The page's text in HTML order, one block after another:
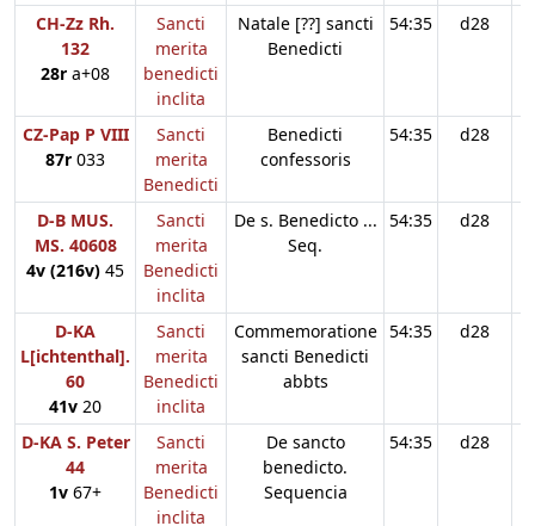
CH-Zz Rh.
132
28r a+08
Sancti
merita
benedicti
inclita
Natale [??] sancti
Benedicti
54:35 d28
CZ-Pap P VIII
87r 033
Sancti
merita
Benedicti
Benedicti
confessoris
54:35 d28
D-B MUS.
MS. 40608
4v (216v) 45
Sancti
merita
Benedicti
inclita
De s. Benedicto ...
Seq.
54:35 d28
D-KA
L[ichtenthal].
60
41v 20
Sancti
merita
Benedicti
inclita
Commemoratione
sancti Benedicti
abbts
54:35 d28
D-KA S. Peter
44
1v 67+
Sancti
merita
Benedicti
inclita
De sancto
benedicto.
Sequencia
54:35 d28